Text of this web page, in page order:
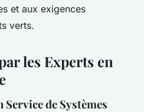
et aux exigences
verts.
les Experts en
de Systèmes